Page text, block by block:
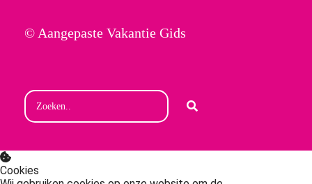
© Aangepaste Vakantie Gids
Cookies